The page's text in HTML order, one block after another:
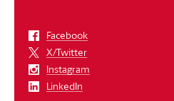
Facebook
X/Twitter
Instagram
LinkedIn